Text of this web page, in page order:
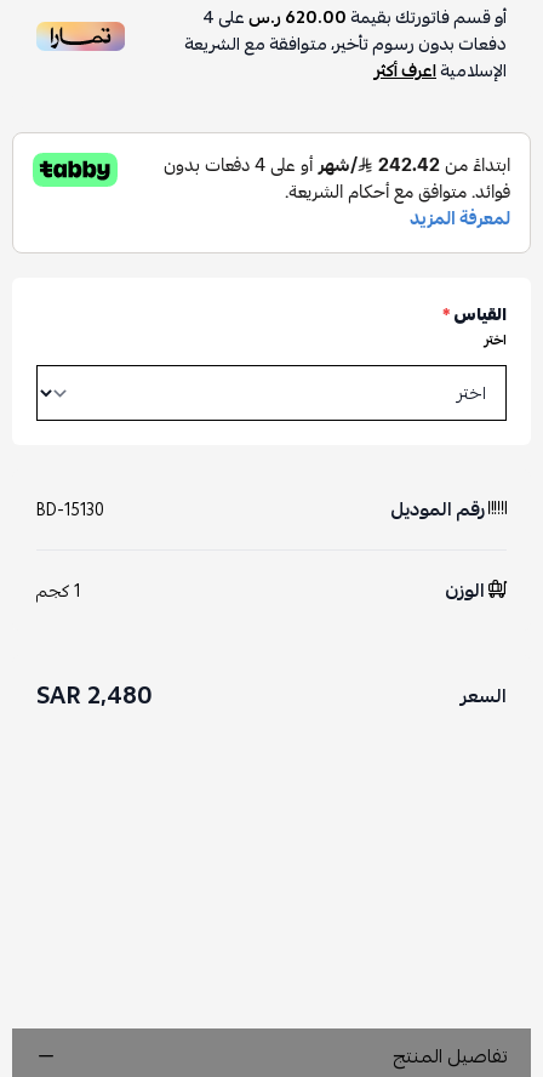
أو قسم فاتورتك بقيمة620.00 ر.س على4
دفعات بدون رسوم تأخير، متوافقة مع الشريعة
الإسلاميةاعرف أكثر
القياس*
اختر
رقم الموديل BD-15130
الوزن 1 كجم
السعر 2,480 SAR
تفاصيل المنتج